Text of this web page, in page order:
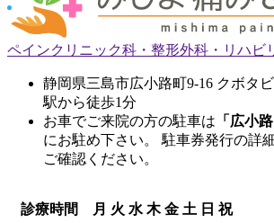
ペインクリニック科・整形外科・リハビ
静岡県三島市広小路町9-16 クボタ
駅から徒歩1分
お車でご来院の方の駐車は 「広小
にお駐め下さい。 駐車券発行の詳
ご確認ください。
診療時間 月 火 水 木 金 土 日 祝